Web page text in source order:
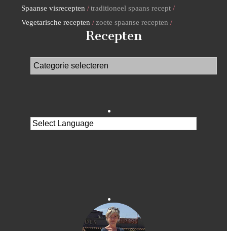
Spaanse visrecepten
traditioneel spaans recept
Vegetarische recepten
zoete spaanse recepten
Recepten